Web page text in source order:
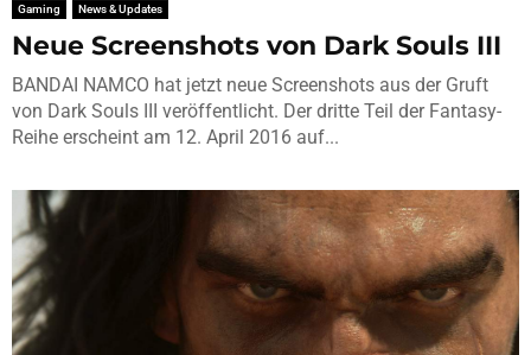
Gaming News & Updates
Neue Screenshots von Dark Souls III
BANDAI NAMCO hat jetzt neue Screenshots aus der Gruft
von Dark Souls III veröffentlicht. Der dritte Teil der Fantasy-
Reihe erscheint am 12. April 2016 auf...